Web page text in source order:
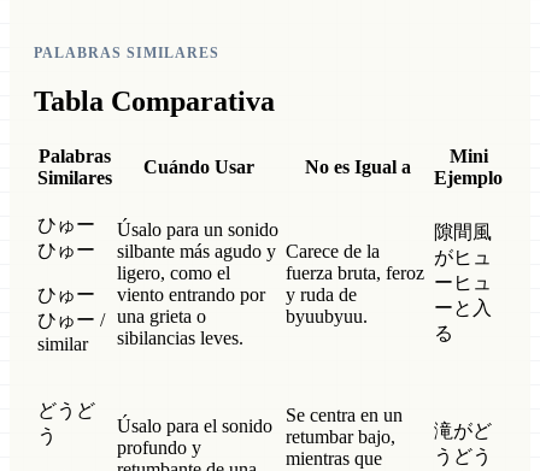
PALABRAS SIMILARES
Tabla Comparativa
Palabras
Similares
Cuándo Usar No es Igual a
Mini
Ejemplo
ひゅー
ひゅー
ひゅー
ひゅー /
similar
Úsalo para un sonido
silbante más agudo y
ligero, como el
viento entrando por
una grieta o
sibilancias leves.
Carece de la
fuerza bruta, feroz
y ruda de
byuubyuu.
隙間風
がヒュ
ーヒュ
ーと入
る
どうど
う
Úsalo para el sonido
profundo y
Se centra en un
retumbar bajo,
mientras que
滝がど
うどう